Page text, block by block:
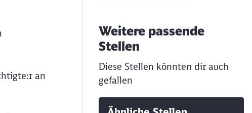
an
Weitere passende
Stellen
Diese Stellen könnten dir auch
gefallen